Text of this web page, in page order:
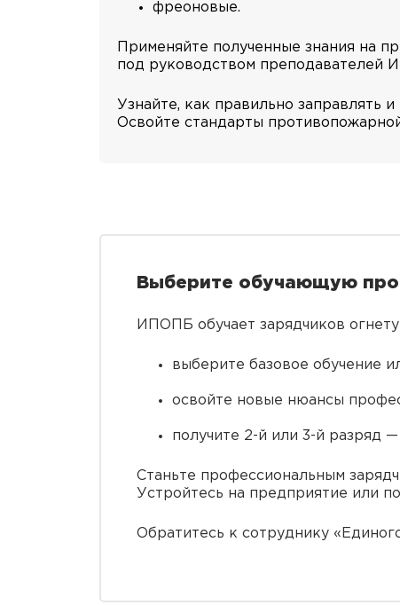
фреоновые.
Применяйте полученные знания на
под руководством преподавателей
Узнайте, как правильно заправлять
Освойте стандарты
Выберите обучающую
ИПОПБ обучает зарядчиков
выберите базовое обучение
освойте новые нюансы
получите 2-й или 3-й разряд
Станьте профессиональным
Устройтесь на предприятие или
Обратитесь к сотруднику